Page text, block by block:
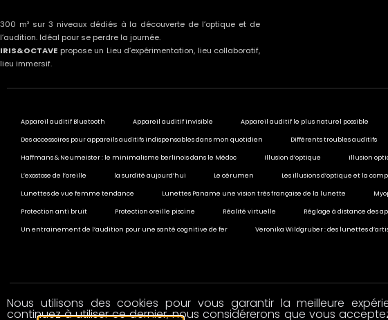
300 m² sur 3 niveaux dédiés à la découverte de l’optique et de
l’audition. Idéal pour se perdre la journée.
IRIS&OCTAVE propose un Lieu d’expérimentation, lieu collaboratif,
lieu immersif.
Appareil auditif Bluetooth Appareil auditif invisible Appareil auditif le plus naturel possible
Des accessoires pour appareils auditifs indispensables dans mon quotidien Différents troubles auditifs
Haffmans & Neumeister : le minimalisme berlinois dans le Médoc Illusion d’optique illusion
L’exostose de l’oreille la surdité aujourd’hui Le cérumen Les illusions d’optique et la
Lunettes de vue femme tendance Lunettes Paname une vision très française de la lunette
Protection anti bruit Protection oreille piscine Réalité virtuelle Réglage à distance des
Un entrainement de l’audition pour une santé cognitive de fer Veronika Wildgruber : des lunettes
© 2020 All rights reserved
Nous utilisons des cookies pour vous garantir la meilleure
continuez à utiliser ce dernier, nous considérerons que vous